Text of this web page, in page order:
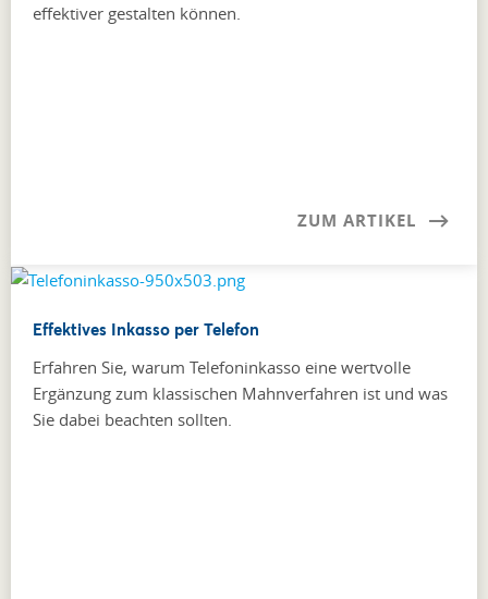
effektiver gestalten können.
ZUM ARTIKEL
Effektives Inkasso per Telefon
Erfahren Sie, warum Telefoninkasso eine wertvolle
Ergänzung zum klassischen Mahnverfahren ist und was
Sie dabei beachten sollten.